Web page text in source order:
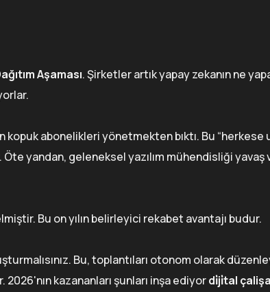
Aşaması. Şirketler artık yapay zekanın ne
abonelikleri yönetmekten bıktı. Bu “herkese
yandan, geleneksel yazılım mühendisliği
Bu on yılın belirleyici rekabet avantajı budur.
Bu, toplantıları otonom olarak
kazananları şunları inşa ediyordi̇ji̇tal